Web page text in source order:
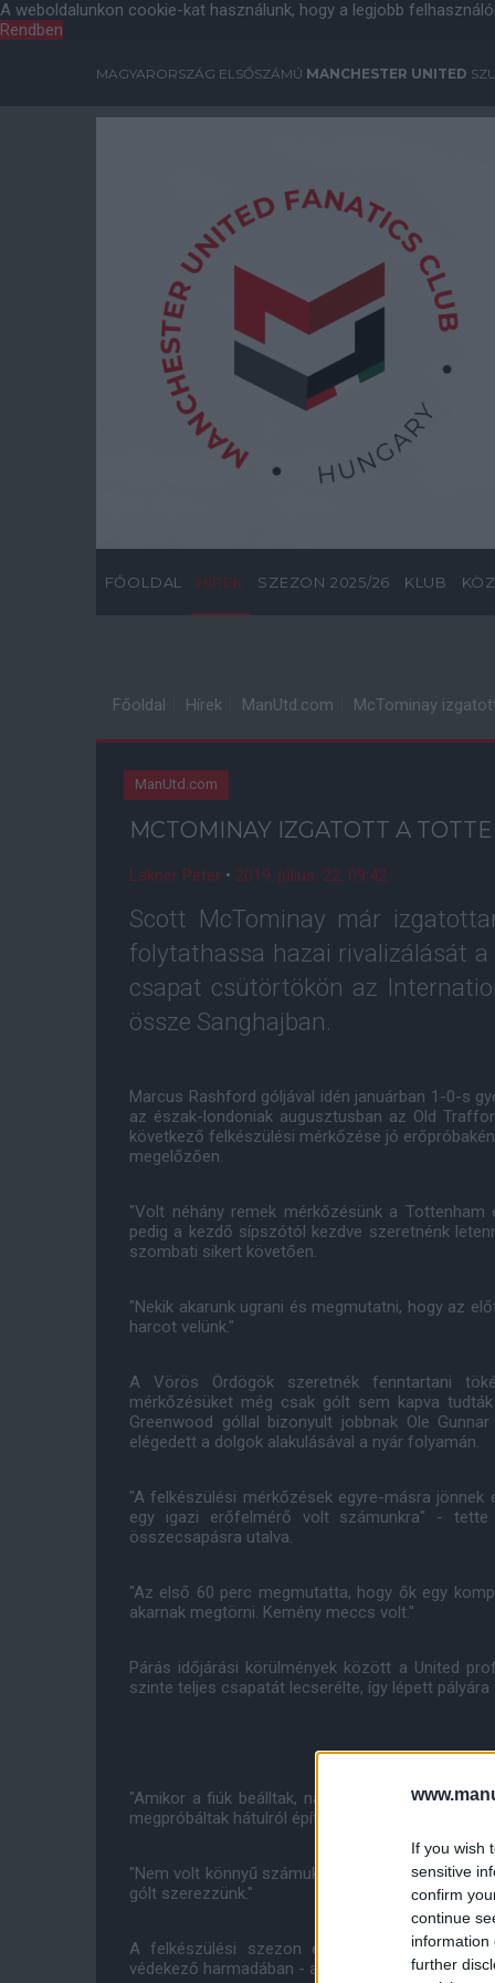
If you wish
sensitive
confirm
continue
information
further
A weboldalunkon cookie-kat használunk, hogy a legjobb
Rendben
MAGYARORSZÁG ELSŐSZÁMÚ MANCHESTER UNITED
FŐOLDAL HÍREK SZEZON 2025/26 KLUB
Főoldal Hírek ManUtd.com McTominay
ManUtd.com
MCTOMINAY IZGATOTT A
Lakner Péter • 2019. július. 22. 09:42
Scott McTominay már
folytathassa hazai rivalizálását
csapat csütörtökön az
össze Sanghajban.
Marcus Rashford góljával idén januárban 1-0-s
az észak-londoniak augusztusban az Old
következő felkészülési mérkőzése jó
megelőzően.
"Volt néhány remek mérkőzésünk a
pedig a kezdő sípszótól kezdve szeretnénk
szombati sikert követően.
"Nekik akarunk ugrani és megmutatni, hogy az
harcot velünk."
A Vörös Ördögök szeretnék fenntartani
mérkőzésüket még csak gólt sem kapva
Greenwood góllal bizonyult jobbnak Ole
elégedett a dolgok alakulásával a nyár folyamán.
"A felkészülési mérkőzések egyre-másra
egy igazi erőfelmérő volt számunkra" -
összecsapásra utalva.
"Az első 60 perc megmutatta, hogy ők egy
akarnak megtörni. Kemény meccs volt."
Párás időjárási körülmények között a United
szinte teljes csapatát lecserélte, így lépett
"Amikor a fiúk beálltak, nagyon jól nyomást
megpróbáltak hátulról építkezve játszani."
"Nem volt könnyű számukra, mi pedig
gólt szerezzünk."
A felkészülési szezon egyik
védekező harmadában - amely a Spurs